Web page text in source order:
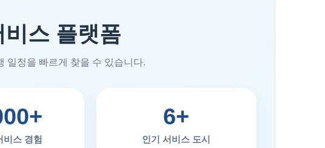
스 플랫폼
일정을 빠르게 찾을 수 있습니다.
비스 경험
6+
인기 서비스 도시